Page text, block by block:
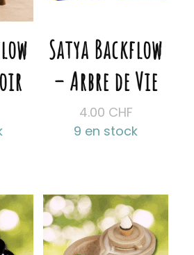
Satya Backflow
– Arbre de Vie
4.00 CHF
9 en stock